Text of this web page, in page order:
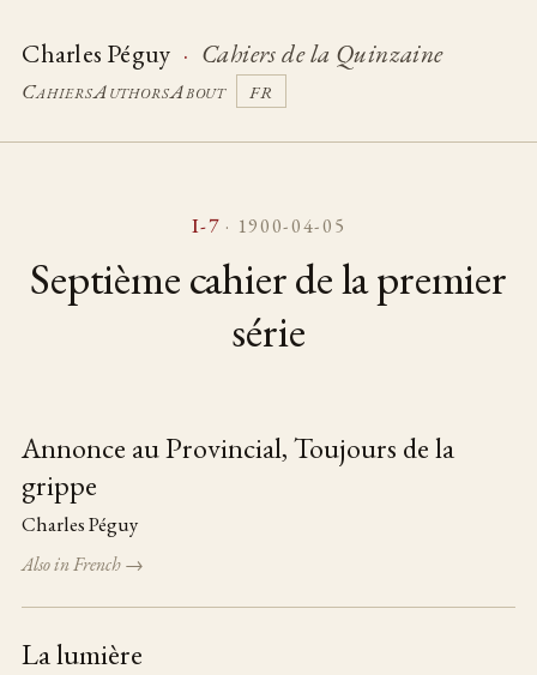
Charles Péguy · Cahiers de la Quinzaine
CahiersAuthorsAbout FR
I-7 · 1900-04-05
Septième cahier de la premier
série
Table of pieces
Annonce au Provincial, Toujours de la
grippe
Charles Péguy
Also in French →
La lumière